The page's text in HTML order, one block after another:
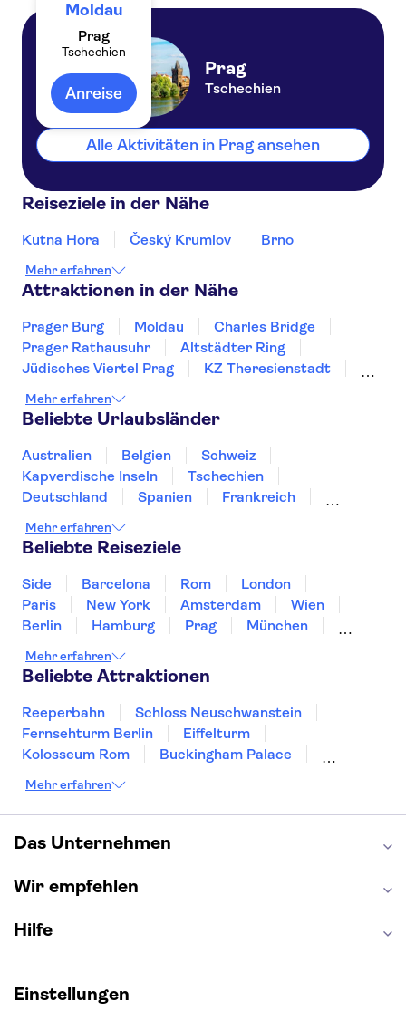
Moldau
Prag
Tschechien
Anreise
Prag
Tschechien
Alle Aktivitäten in Prag ansehen
Reiseziele in der Nähe
Kutna Hora Český Krumlov Brno
Mehr erfahren
Attraktionen in der Nähe
Prager Burg Moldau
Charles Bridge
Prager Rathausuhr
Altstädter Ring
Jüdisches Viertel Prag
KZ Theresienstadt
Prague Zoo
National Museum Prague
Aquapalace Prague
Pilsner Urquell Brauerei
Museum of Communism
Wallenstein Palace
Mehr erfahren
Beliebte Urlaubsländer
Australien Belgien
Schweiz
Kapverdische Inseln
Tschechien
Deutschland
Spanien
Frankreich
Italien
Japan Luxemburg
Polen
Portugal Schweden
Mehr erfahren
Beliebte Reiseziele
Side Barcelona Rom
London
Paris
New York Amsterdam
Wien
Berlin
Hamburg Prag
München
Stuttgart
Heidelberg
Mehr erfahren
Beliebte Attraktionen
Reeperbahn
Schloss Neuschwanstein
Fernsehturm Berlin
Eiffelturm
Kolosseum Rom
Buckingham Palace
Sagrada Familia
Moulin Rouge
Burj Khalifa
Keukenhof
London Eye
Elbphilharmonie
Mehr erfahren
Das Unternehmen
Wir empfehlen
Hilfe
Einstellungen